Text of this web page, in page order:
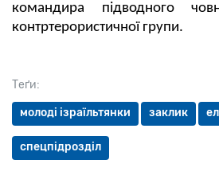
Теґи:
молоді ізраїльтянки заклик
спецпідрозділ
командира підводного
контртерористичної групи.